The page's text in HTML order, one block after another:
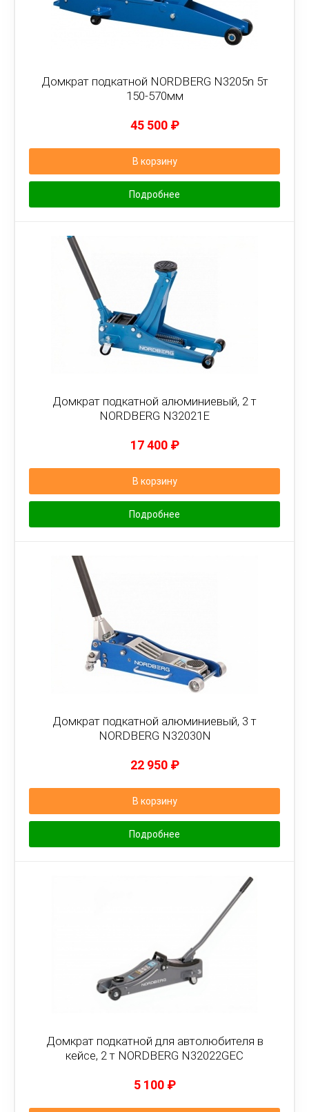
Домкрат подкатной NORDBERG N3205n 5т
150-570мм
45 500 ₽
В корзину
Подробнее
Домкрат подкатной алюминиевый, 2 т
NORDBERG N32021E
17 400 ₽
В корзину
Подробнее
Домкрат подкатной алюминиевый, 3 т
NORDBERG N32030N
22 950 ₽
В корзину
Подробнее
Домкрат подкатной для автолюбителя в
кейсе, 2 т NORDBERG N32022GEC
5 100 ₽